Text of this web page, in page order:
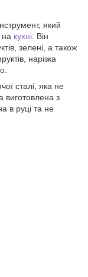
який
на кухні . Він
зелені, а також
нарізка
сталі, яка не
виготовлена з
в руці та не